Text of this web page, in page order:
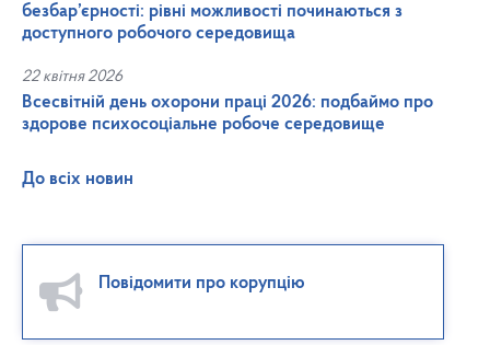
безбар’єрності: рівні можливості починаються з
доступного робочого середовища
22 квітня 2026
Всесвітній день охорони праці 2026: подбаймо про
здорове психосоціальне робоче середовище
До всіх новин
Повідомити про корупцію